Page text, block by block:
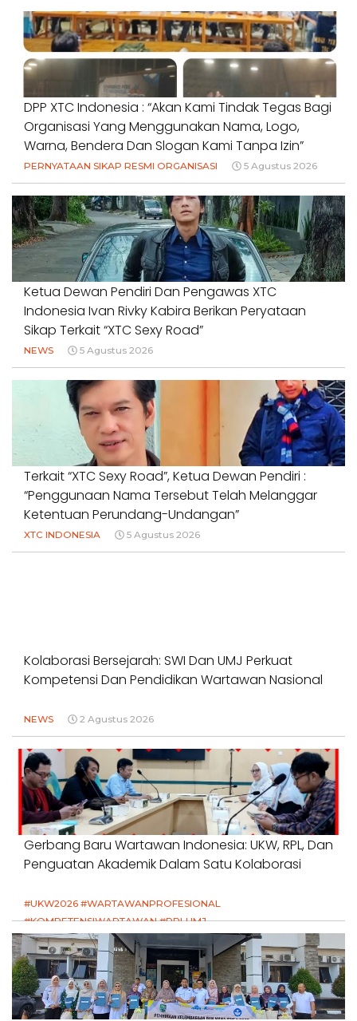
DPP XTC Indonesia : “Akan Kami Tindak Tegas Bagi
Organisasi Yang Menggunakan Nama, Logo,
Warna, Bendera Dan Slogan Kami Tanpa Izin”
PERNYATAAN SIKAP RESMI ORGANISASI 5 Agustus 2026
Ketua Dewan Pendiri Dan Pengawas XTC
Indonesia Ivan Rivky Kabira Berikan Peryataan
Sikap Terkait “XTC Sexy Road”
NEWS 5 Agustus 2026
Terkait “XTC Sexy Road”, Ketua Dewan Pendiri :
“Penggunaan Nama Tersebut Telah Melanggar
Ketentuan Perundang-Undangan”
XTC INDONESIA 5 Agustus 2026
Kolaborasi Bersejarah: SWI Dan UMJ Perkuat
Kompetensi Dan Pendidikan Wartawan Nasional
NEWS 2 Agustus 2026
Gerbang Baru Wartawan Indonesia: UKW, RPL, Dan
Penguatan Akademik Dalam Satu Kolaborasi
#UKW2026 #WARTAWANPROFESIONAL
#KOMPETENSIWARTAWAN #RPLUMJ
#PENDIDIKANWARTAWAN #SWINASIONAL #SWIJABAR
1 Agustus 2026